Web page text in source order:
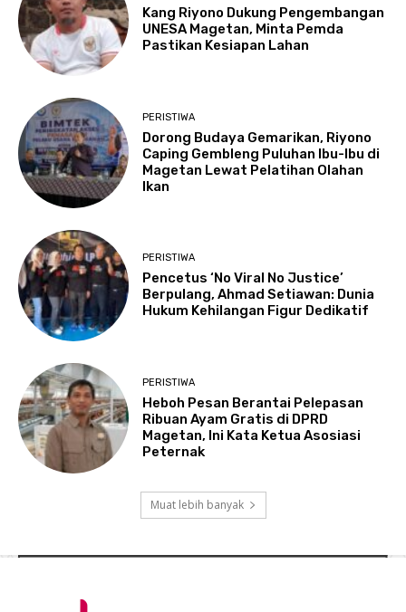
Kang Riyono Dukung Pengembangan
UNESA Magetan, Minta Pemda
Pastikan Kesiapan Lahan
PERISTIWA
Dorong Budaya Gemarikan, Riyono
Caping Gembleng Puluhan Ibu-Ibu di
Magetan Lewat Pelatihan Olahan
Ikan
PERISTIWA
Pencetus ‘No Viral No Justice’
Berpulang, Ahmad Setiawan: Dunia
Hukum Kehilangan Figur Dedikatif
PERISTIWA
Heboh Pesan Berantai Pelepasan
Ribuan Ayam Gratis di DPRD
Magetan, Ini Kata Ketua Asosiasi
Peternak
Muat lebih banyak